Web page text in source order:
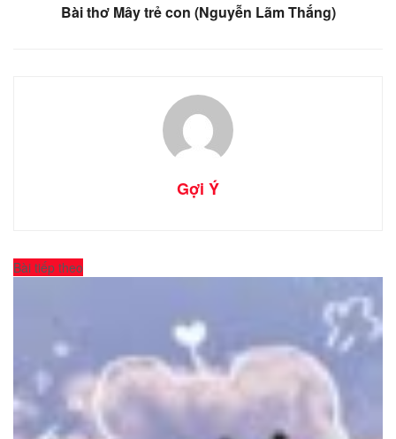
Bài thơ Mây trẻ con (Nguyễn Lãm Thắng)
Gợi Ý
Bài tiếp theo